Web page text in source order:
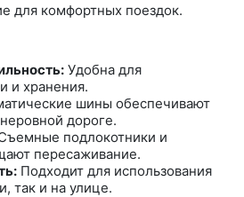
для комфортных поездок.
Удобна для
и хранения.
шины обеспечивают
дороге.
подлокотники и
пересаживание.
Подходит для использования
так и на улице.